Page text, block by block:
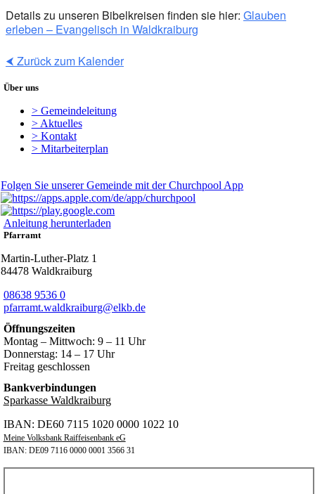
Details zu unseren Bibelkreisen finden sie hier: Glauben
erleben – Evangelisch in Waldkraiburg
⮜ Zurück zum Kalender
Über uns
> Gemeindeleitung
> Aktuelles
> Kontakt
> Mitarbeiterplan
Folgen Sie unserer Gemeinde mit der Churchpool App
Anleitung herunterladen
Pfarramt
Martin-Luther-Platz 1
84478 Waldkraiburg
08638 9536 0
pfarramt.waldkraiburg@elkb.de
Öffnungszeiten
Montag – Mittwoch: 9 – 11 Uhr
Donnerstag: 14 – 17 Uhr
Freitag geschlossen
Bankverbindungen
Sparkasse Waldkraiburg
IBAN: DE60 7115 1020 0000 1022 10
Meine Volksbank Raiffeisenbank eG
IBAN: DE09 7116 0000 0001 3566 31